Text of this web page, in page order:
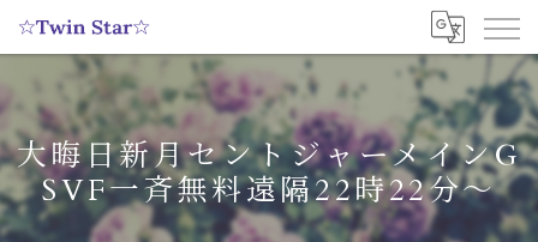
大晦日新月セントジャーメインG
SVF一斉無料遠隔22時22分〜